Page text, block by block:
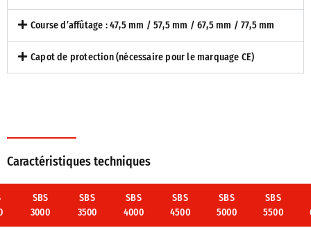
Course d’affûtage : 47,5 mm / 57,5 mm / 67,5 mm / 77,5 mm
Capot de protection (nécessaire pour le marquage CE)
Caractéristiques techniques
SBS
3000
SBS
3500
SBS
4000
SBS
4500
SBS
5000
SBS
5500